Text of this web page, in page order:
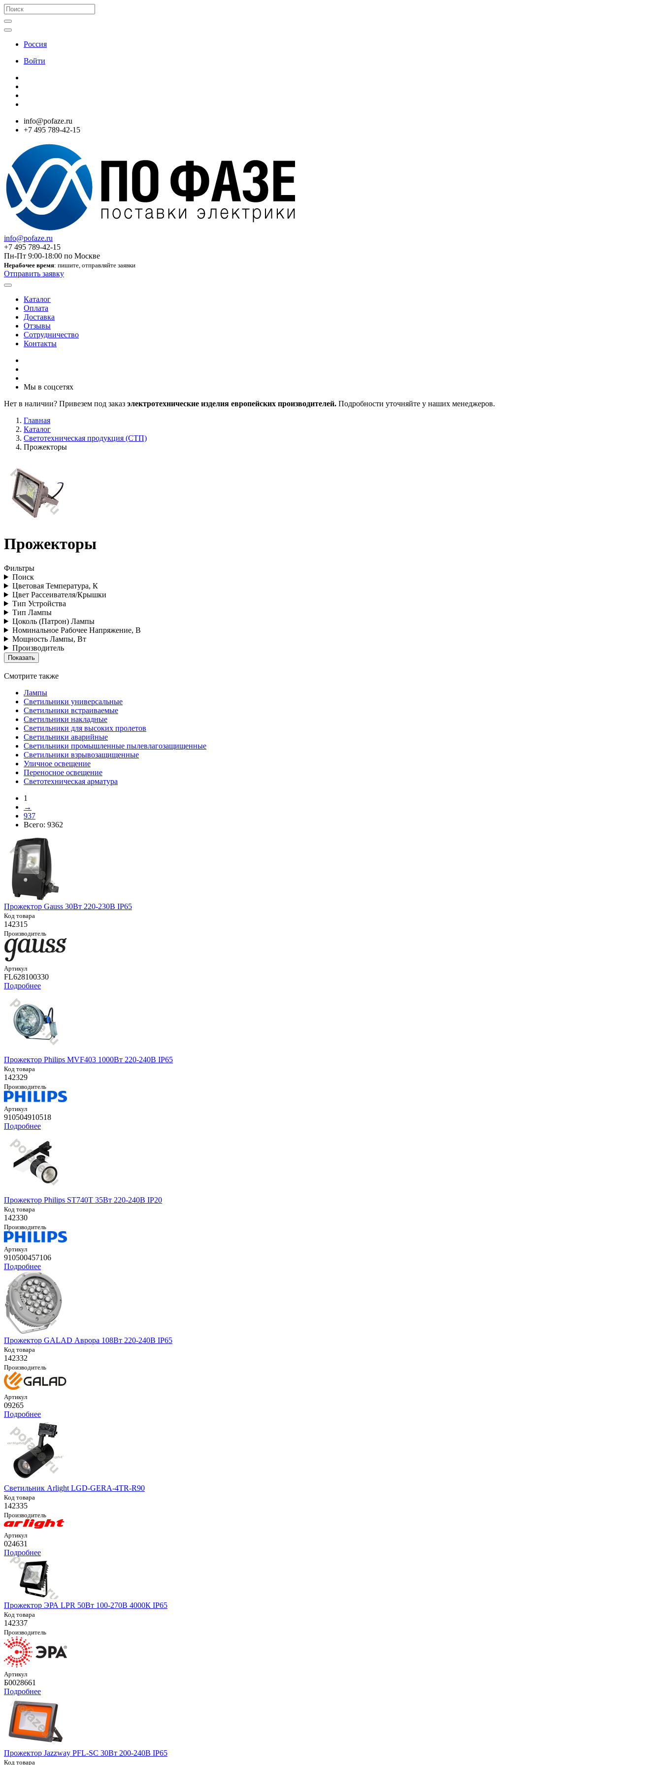
Россия
Войти
info@pofaze.ru
+7 495 789-42-15
info@pofaze.ru
+7 495 789-42-15
Пн-Пт 9:00-18:00 по Москве
Нерабочее время: пишите, отправляйте заявки
Отправить заявку
Каталог
Оплата
Доставка
Отзывы
Сотрудничество
Контакты
Мы в соцсетях
Нет в наличии? Привезем под заказ электротехнические изделия европейских производителей. Подробности уточняйте у наших менеджеров.
Главная
Каталог
Светотехническая продукция (СТП)
Прожекторы
Прожекторы
Фильтры
Поиск
Цветовая Температура, К
Цвет Рассеивателя/Крышки
Тип Устройства
Тип Лампы
Цоколь (Патрон) Лампы
Номинальное Рабочее Напряжение, В
Мощность Лампы, Вт
Производитель
Смотрите также
Лампы
Светильники универсальные
Светильники встраиваемые
Светильники накладные
Светильники для высоких пролетов
Светильники аварийные
Светильники промышленные пылевлагозащищенные
Светильники взрывозащищенные
Уличное освещение
Переносное освещение
Светотехническая арматура
1
→
937
Всего: 9362
Прожектор Gauss 30Вт 220-230В IP65
Код товара
142315
Производитель
Артикул
FL628100330
Подробнее
Прожектор Philips MVF403 1000Вт 220-240В IP65
Код товара
142329
Производитель
Артикул
910504910518
Подробнее
Прожектор Philips ST740T 35Вт 220-240В IP20
Код товара
142330
Производитель
Артикул
910500457106
Подробнее
Прожектор GALAD Аврора 108Вт 220-240В IP65
Код товара
142332
Производитель
Артикул
09265
Подробнее
Светильник Arlight LGD-GERA-4TR-R90
Код товара
142335
Производитель
Артикул
024631
Подробнее
Прожектор ЭРА LPR 50Вт 100-270В 4000К IP65
Код товара
142337
Производитель
Артикул
Б0028661
Подробнее
Прожектор Jazzway PFL-SC 30Вт 200-240В IP65
Код товара